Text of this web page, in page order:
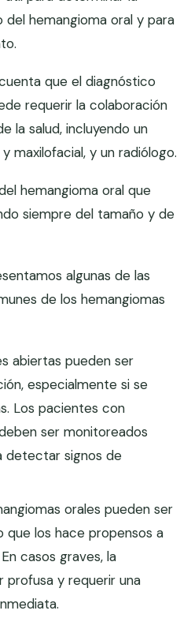
hemangioma oral y para
que el diagnóstico
requerir la colaboración
la salud, incluyendo un
maxilofacial, y un radiólogo.
hemangioma oral que
siempre del tamaño y de
algunas de las
de los hemangiomas
abiertas pueden ser
especialmente si se
Los pacientes con
ser monitoreados
detectar signos de
orales pueden ser
que los hace propensos a
casos graves, la
profusa y requerir una